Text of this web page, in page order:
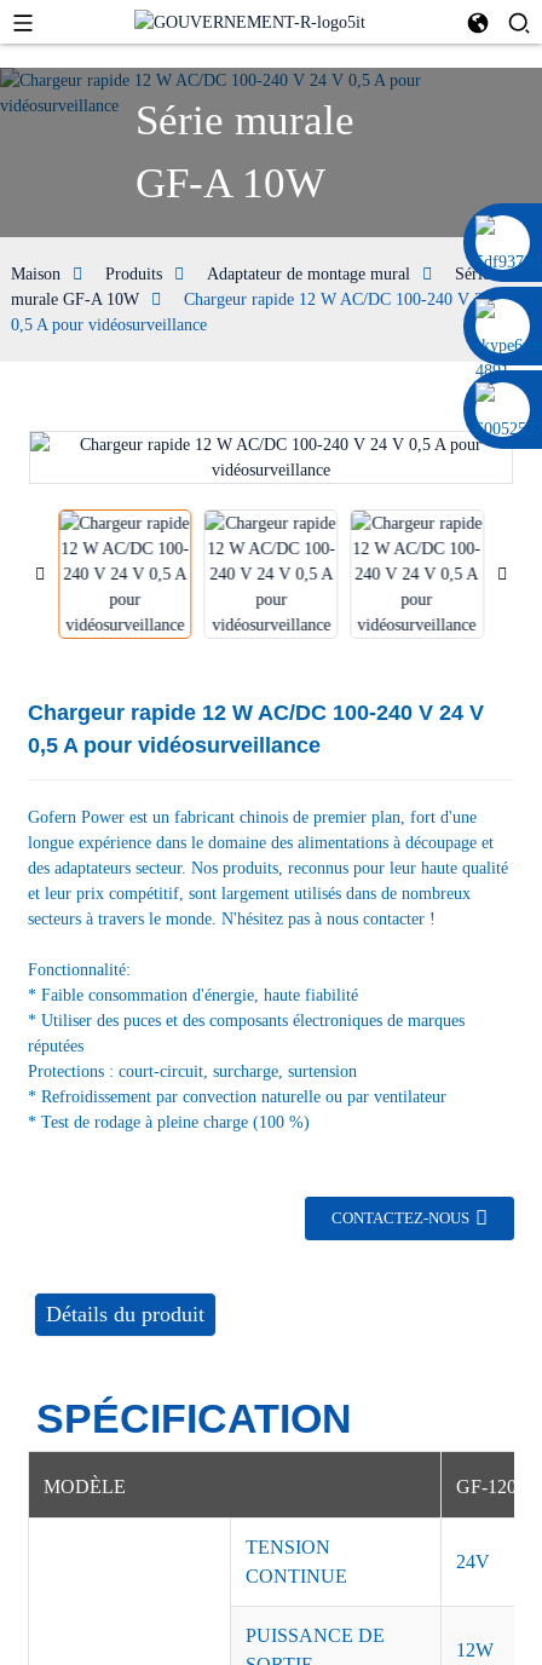
0086 13322920697
Série murale
GF-A 10W
Maison Produits Adaptateur de montage mural
Série
murale GF-A 10W
Chargeur rapide 12 W AC/DC 100-240 V 24 V
0,5 A pour vidéosurveillance
Chargeur rapide 12 W AC/DC 100-240 V 24 V
0,5 A pour vidéosurveillance
Gofern Power est un fabricant chinois de premier plan, fort d'une
longue expérience dans le domaine des alimentations à découpage et
des adaptateurs secteur. Nos produits, reconnus pour leur haute qualité
et leur prix compétitif, sont largement utilisés dans de nombreux
secteurs à travers le monde. N'hésitez pas à nous contacter !
Fonctionnalité:
* Faible consommation d'énergie, haute fiabilité
* Utiliser des puces et des composants électroniques de marques
réputées
Protections : court-circuit, surcharge, surtension
* Refroidissement par convection naturelle ou par ventilateur
* Test de rodage à pleine charge (100 %)
CONTACTEZ-NOUS
Détails du produit
SPÉCIFICATION
MODÈLE GF-
TENSION
CONTINUE
24V
PUISSANCE DE
12W